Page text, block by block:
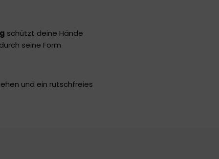
schützt deine Hände
seine Form
und ein rutschfreies